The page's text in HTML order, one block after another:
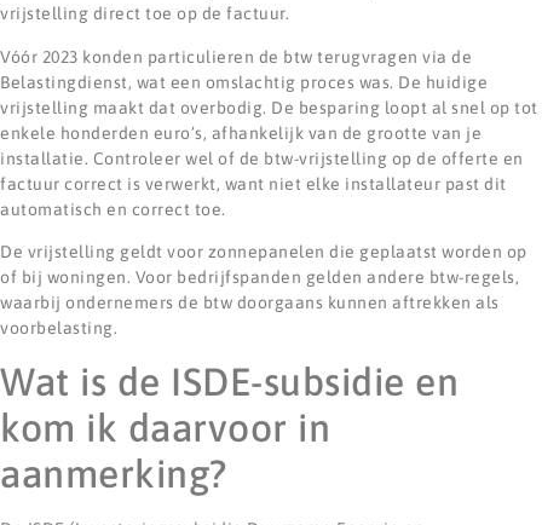
vrijstelling direct toe op de factuur.
Vóór 2023 konden particulieren de btw terugvragen via de
Belastingdienst, wat een omslachtig proces was. De huidige
vrijstelling maakt dat overbodig. De besparing loopt al snel op tot
enkele honderden euro’s, afhankelijk van de grootte van je
installatie. Controleer wel of de btw-vrijstelling op de offerte en
factuur correct is verwerkt, want niet elke installateur past dit
automatisch en correct toe.
De vrijstelling geldt voor zonnepanelen die geplaatst worden op
of bij woningen. Voor bedrijfspanden gelden andere btw-regels,
waarbij ondernemers de btw doorgaans kunnen aftrekken als
voorbelasting.
Wat is de ISDE-subsidie en
kom ik daarvoor in
aanmerking?